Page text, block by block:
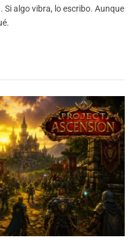
Si algo vibra, lo escribo. Aunque